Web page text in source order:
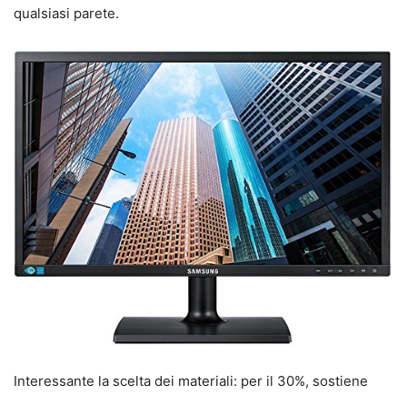
qualsiasi parete.
Interessante la scelta dei materiali: per il 30%, sostiene